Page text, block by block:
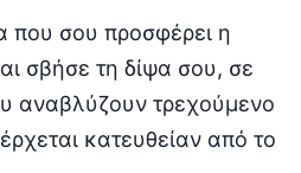
που σου προσφέρει η
σβήσε τη δίψα σου, σε
αναβλύζουν τρεχούμενο
κατευθείαν από το